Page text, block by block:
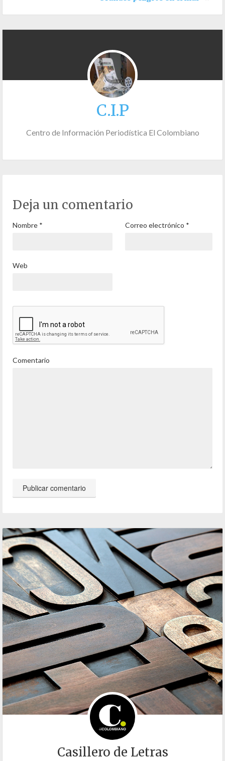
C.I.P
Centro de Información Periodística El Colombiano
Deja un comentario
Nombre * Correo electrónico *
Web
Comentario
Casillero de Letras